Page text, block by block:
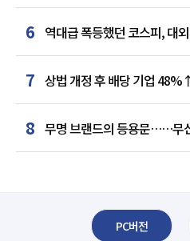
6 역대급 폭등했던 코스피, 대
급락
7 상법 개정 후 배당 기업
최다'
8 무명 브랜드의 등용문……무
PC버전